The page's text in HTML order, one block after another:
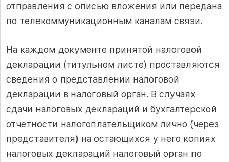
отправления с описью вложения или передана
по телекоммуникационным каналам связи.
На каждом документе принятой налоговой
декларации (титульном листе) проставляются
сведения о представлении налоговой
декларации в налоговый орган. В случаях
сдачи налоговых деклараций и бухгалтерской
отчетности налогоплательщиком лично (через
представителя) на остающихся у него копиях
налоговых деклараций налоговый орган по